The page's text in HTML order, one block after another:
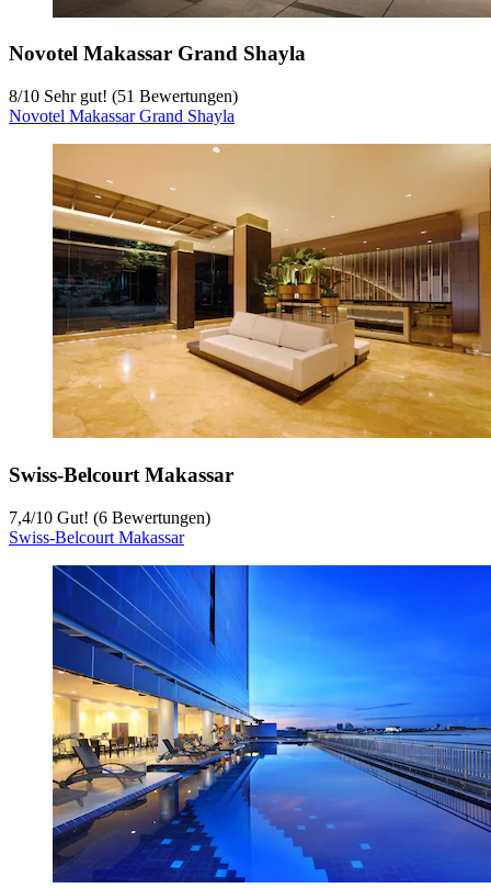
Novotel Makassar Grand Shayla
8/10 Sehr gut! (51 Bewertungen)
Novotel Makassar Grand Shayla
Swiss-Belcourt Makassar
7,4/10 Gut! (6 Bewertungen)
Swiss-Belcourt Makassar